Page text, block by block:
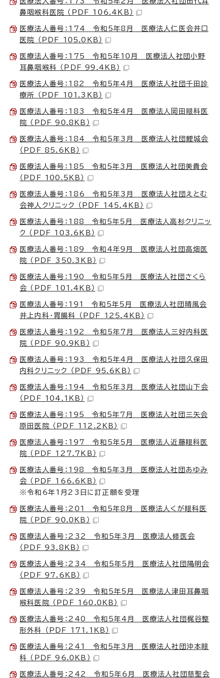
鼻咽喉科医院 （PDF 106.4KB）
医療法人番号：174 令和5年8月 医療法人仁医会井口
医院 （PDF 105.0KB）
医療法人番号：175 令和5年10月 医療法人社団小野
耳鼻咽喉科 （PDF 99.4KB）
医療法人番号：182 令和5年4月 医療法人社団千田診
療所 （PDF 101.3KB）
医療法人番号：183 令和5年4月 医療法人岡田眼科医
院 （PDF 90.8KB）
医療法人番号：184 令和5年3月 医療法人社団鯉城会
（PDF 85.6KB）
医療法人番号：185 令和5年3月 医療法人社団美貴会
（PDF 100.5KB）
医療法人番号：186 令和5年3月 医療法人社団えとむ
会神人クリニック （PDF 145.4KB）
医療法人番号：188 令和5年5月 医療法人高杉クリニッ
ク （PDF 103.6KB）
医療法人番号：189 令和4年9月 医療法人社団高畑医
院 （PDF 350.3KB）
医療法人番号：190 令和5年5月 医療法人社団さくら
会 （PDF 101.4KB）
医療法人番号：191 令和5年5月 医療法人社団晴風会
井上内科・胃腸科 （PDF 125.4KB）
医療法人番号：192 令和5年7月 医療法人三好内科医
院 （PDF 90.9KB）
医療法人番号：193 令和5年4月 医療法人社団久保田
内科クリニック （PDF 95.6KB）
医療法人番号：194 令和5年3月 医療法人社団山下会
（PDF 104.1KB）
医療法人番号：195 令和5年7月 医療法人社団三矢会
原田医院 （PDF 112.2KB）
医療法人番号：197 令和5年5月 医療法人近藤眼科医
院 （PDF 127.7KB）
医療法人番号：198 令和5年3月 医療法人社団あゆみ
会 （PDF 166.6KB）
※令和6年1月23日に訂正願を受理
医療法人番号：201 令和5年8月 医療法人くが眼科医
院 （PDF 90.0KB）
医療法人番号：232 令和5年3月 医療法人修医会
（PDF 93.8KB）
医療法人番号：234 令和5年5月 医療法人社団陽明会
（PDF 97.6KB）
医療法人番号：239 令和5年5月 医療法人津田耳鼻咽
喉科医院 （PDF 160.0KB）
医療法人番号：240 令和5年4月 医療法人社団梶谷整
形外科 （PDF 171.1KB）
医療法人番号：241 令和5年3月 医療法人社団沖本眼
科 （PDF 96.0KB）
医療法人番号：242 令和5年6月 医療法人社団慈聖会